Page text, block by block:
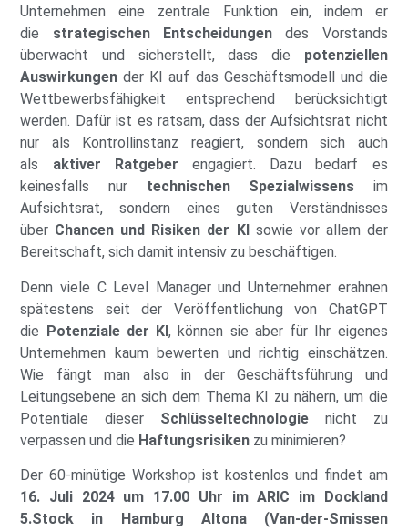
Unternehmen eine zentrale Funktion ein, indem er
die strategischen Entscheidungen des Vorstands
überwacht und sicherstellt, dass die potenziellen
Auswirkungen der KI auf das Geschäftsmodell und die
Wettbewerbsfähigkeit entsprechend berücksichtigt
werden. Dafür ist es ratsam, dass der Aufsichtsrat nicht
nur als Kontrollinstanz reagiert, sondern sich auch
als aktiver Ratgeber engagiert. Dazu bedarf es
keinesfalls nur technischen Spezialwissens im
Aufsichtsrat, sondern eines guten Verständnisses
über Chancen und Risiken der KI sowie vor allem der
Bereitschaft, sich damit intensiv zu beschäftigen.
Denn viele C Level Manager und Unternehmer erahnen
spätestens seit der Veröffentlichung von ChatGPT
die Potenziale der KI, können sie aber für Ihr eigenes
Unternehmen kaum bewerten und richtig einschätzen.
Wie fängt man also in der Geschäftsführung und
Leitungsebene an sich dem Thema KI zu nähern, um die
Potentiale dieser Schlüsseltechnologie nicht zu
verpassen und die Haftungsrisiken zu minimieren?
Der 60-minütige Workshop ist kostenlos und findet am
16. Juli 2024 um 17.00 Uhr im ARIC im Dockland
5.Stock in Hamburg Altona (Van-der-Smissen